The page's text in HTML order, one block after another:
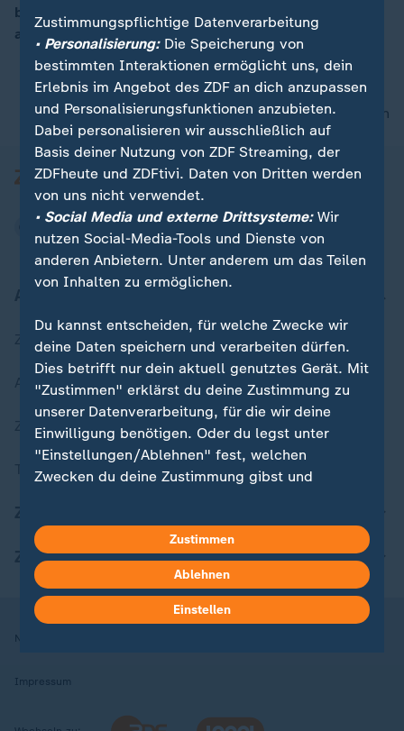
befürchtet. Neben Deutschland haben unter anderem
auch die USA Unterstützung zugesagt.
nach oben
Zuletzt veröffentlicht
Aktuelle Sendungs-Videos
ZDFheute Stories
Themen im Überblick
ZDFheute Apps
Nutzungsbedingungen
Impressum
Zustimmungspflichtige Datenverarbeitung
• Personalisierung:Die Speicherung von
bestimmten Interaktionen ermöglicht uns, dein
Erlebnis im Angebot des ZDF an dich anzupassen
und Personalisierungsfunktionen anzubieten.
Dabei personalisieren wir ausschließlich auf
Basis deiner Nutzung von ZDF Streaming, der
ZDFheute und ZDFtivi. Daten von Dritten werden
von uns nicht verwendet.
• Social Media und externe Drittsysteme:Wir
nutzen Social-Media-Tools und Dienste von
anderen Anbietern. Unter anderem um das Teilen
von Inhalten zu ermöglichen.
Du kannst entscheiden, für welche Zwecke wir
deine Daten speichern und verarbeiten dürfen.
Dies betrifft nur dein aktuell genutztes Gerät. Mit
"Zustimmen" erklärst du deine Zustimmung zu
unserer Datenverarbeitung, für die wir deine
Einwilligung benötigen. Oder du legst unter
"Einstellungen/Ablehnen" fest, welchen
Zwecken du deine Zustimmung gibst und
in deinen Einstellungen widerrufen oder ändern.
Hier findest du das Impressum.
Weitere Informationen findest du in unserer
Datenschutzerklärung.
Zustimmen
Ablehnen
Einstellen